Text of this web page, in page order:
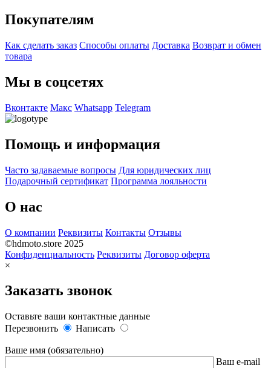
Покупателям
Как сделать заказ Способы оплаты Доставка Возврат и обмен
товара
Мы в соцсетях
Вконтакте Макс Whatsapp Telegram
Помощь и информация
Часто задаваемые вопросы Для юридических лиц
Подарочный сертификат Программа лояльности
О нас
О компании Реквизиты Контакты Отзывы
©hdmoto.store 2025
Конфиденциальность Реквизиты Договор оферта
×
Заказать звонок
Оставьте ваши контактные данные
Перезвонить
Написать
Ваше имя (обязательно)
Ваш e-mail